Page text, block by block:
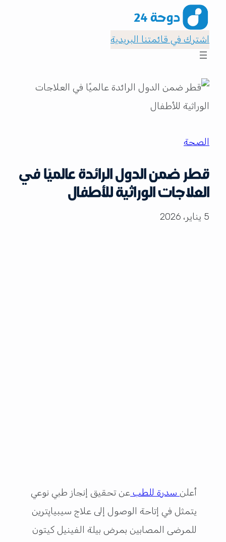
اشترك في قائمتنا البريدية
الصحة
قطر ضمن الدول الرائدة عالميًا في
العلاجات الوراثية للأطفال
5 يناير، 2026
أعلن سدرة للطب عن تحقيق إنجاز طبي نوعي
يتمثل في إتاحة الوصول إلى علاج سيبياپترين
للمرضى المصابين بمرض بيلة الفينيل كيتون